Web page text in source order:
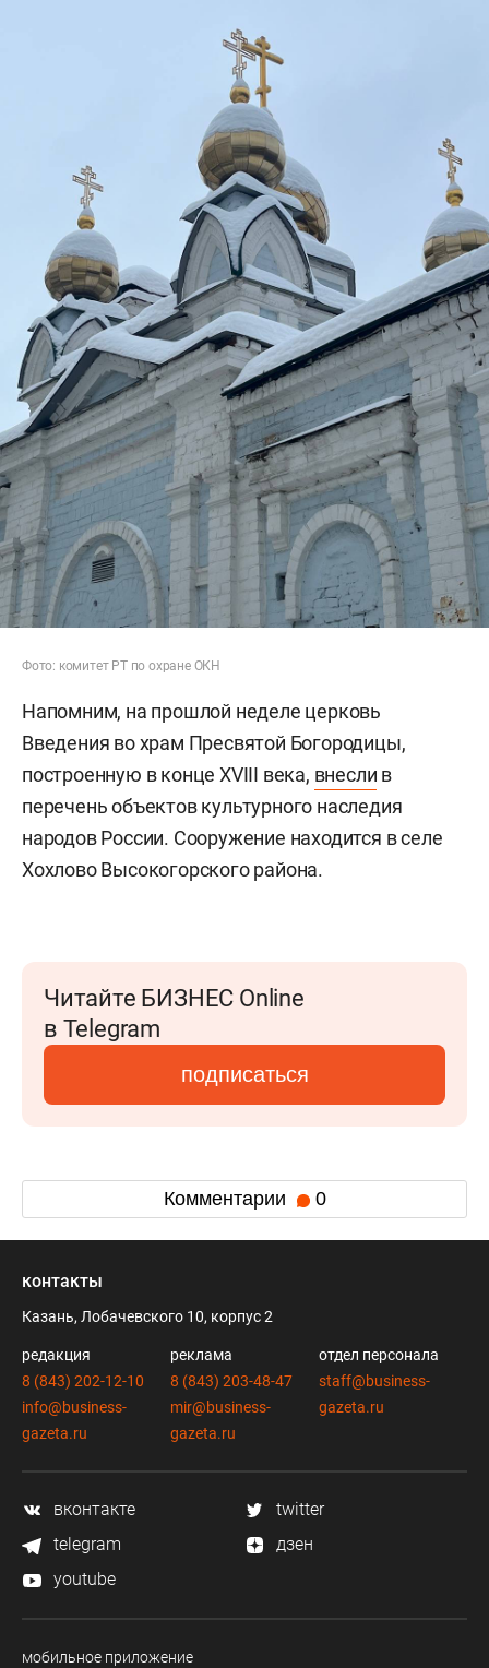
Фото: комитет РТ по охране ОКН
Напомним, на прошлой неделе церковь
Введения во храм Пресвятой Богородицы,
построенную в конце XVIII века, внесли в
перечень объектов культурного наследия
народов России. Сооружение находится в селе
Хохлово Высокогорского района.
Читайте БИЗНЕС Online
в Telegram
подписаться
Комментарии 0
контакты
Казань, Лобачевского 10, корпус 2
редакция
8 (843) 202-12-10
info@business-
gazeta.ru
реклама
8 (843) 203-48-47
mir@business-
gazeta.ru
отдел персонала
staff@business-
gazeta.ru
вконтакте
twitter
telegram
дзен
youtube
мобильное приложение